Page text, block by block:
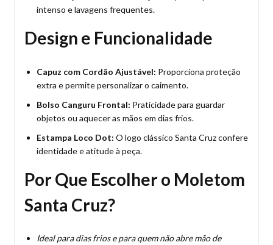
intenso e lavagens frequentes.
Design e Funcionalidade
Capuz com Cordão Ajustável: Proporciona proteção
extra e permite personalizar o caimento.
Bolso Canguru Frontal: Praticidade para guardar
objetos ou aquecer as mãos em dias frios.
Estampa Loco Dot: O logo clássico Santa Cruz confere
identidade e atitude à peça.
Por Que Escolher o Moletom
Santa Cruz?
Ideal para dias frios e para quem não abre mão de